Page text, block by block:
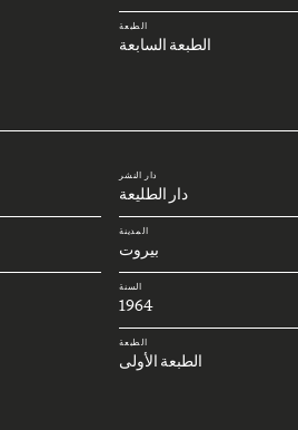
الطبعة
الطبعة السابعة
دار النشر
دار الطليعة
المدينة
بيروت
السنة
1964
الطبعة
الطبعة الأولى